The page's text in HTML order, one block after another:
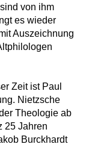
von ihm
es wieder
Auszeichnung
Zeit ist Paul
Nietzsche
Theologie ab
25 Jahren
Burckhardt